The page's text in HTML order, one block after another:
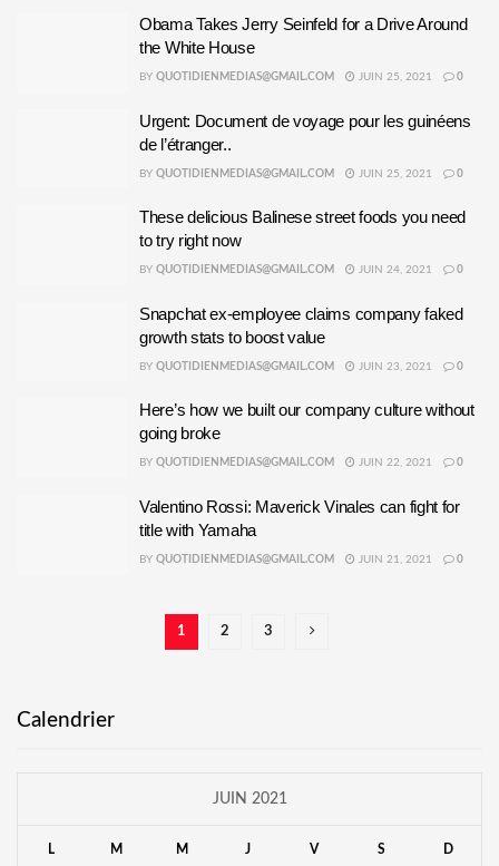
Obama Takes Jerry Seinfeld for a Drive Around
the White House
BY QUOTIDIENMEDIAS@GMAIL.COM JUIN 25, 2021 0
Urgent: Document de voyage pour les guinéens
de l’étranger..
BY QUOTIDIENMEDIAS@GMAIL.COM JUIN 25, 2021 0
These delicious Balinese street foods you need
to try right now
BY QUOTIDIENMEDIAS@GMAIL.COM JUIN 24, 2021 0
Snapchat ex-employee claims company faked
growth stats to boost value
BY QUOTIDIENMEDIAS@GMAIL.COM JUIN 23, 2021 0
Here’s how we built our company culture without
going broke
BY QUOTIDIENMEDIAS@GMAIL.COM JUIN 22, 2021 0
Valentino Rossi: Maverick Vinales can fight for
title with Yamaha
BY QUOTIDIENMEDIAS@GMAIL.COM JUIN 21, 2021 0
1 2 3
Calendrier
JUIN 2021
L M M J V S D